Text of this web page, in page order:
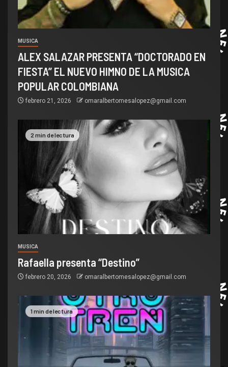
MUSICA
ALEX SALAZAR PRESENTA “DOCTORADO EN
FIESTA” EL NUEVO HIMNO DE LA MUSICA
POPULAR COLOMBIANA
febrero 21, 2026 omaralbertomesalopez@gmail.com
2 min de lectura
MUSICA
Rafaella presenta “Destino”
febrero 20, 2026 omaralbertomesalopez@gmail.com
1 min de lectura